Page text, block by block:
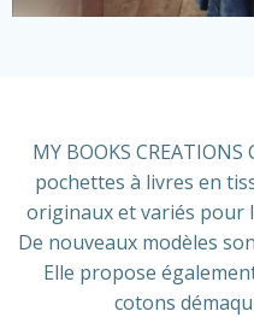
MY BOOKS
pochettes à livres en
originaux et variés pour
De nouveaux modèles
Elle propose
cotons